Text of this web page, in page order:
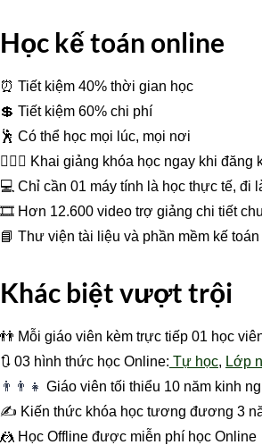
Học kế toán online
⏰ Tiết kiệm 40% thời gian học
💲 Tiết kiệm 60% chi phí
🕺 Có thể học mọi lúc, mọi nơi
👩‍❤️‍👩 Khai giảng khóa học ngay khi đăng
💻 Chỉ cần 01 máy tính là học thực tế, đi
🎞 Hơn 12.600 video trợ giảng chi tiết
📘 Thư viện tài liệu và phần mềm kế
Khác biệt vượt trội
👬 Mỗi giáo viên kèm trực tiếp 01 học
🔃 03 hình thức học Online: Tự học, Lớp
👨‍👨‍👧 Giáo viên tối thiểu 10 năm kinh
✍️ Kiến thức khóa học tương đương 3
🤼 Học Offline được miễn phí học Online